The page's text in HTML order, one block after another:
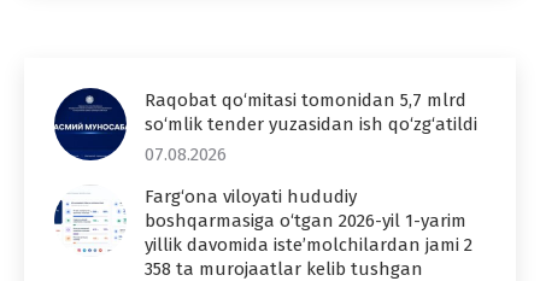
Raqobat qo‘mitasi tomonidan 5,7 mlrd
so‘mlik tender yuzasidan ish qo‘zg‘atildi
07.08.2026
Farg‘ona viloyati hududiy
boshqarmasiga o‘tgan 2026-yil 1-yarim
yillik davomida iste’molchilardan jami 2
358 ta murojaatlar kelib tushgan